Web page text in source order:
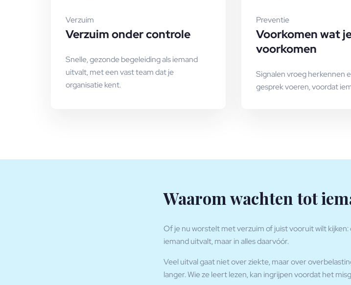
Verzuim
Verzuim onder controle
Snelle, gezonde begeleiding als iemand
uitvalt, met een vast team dat je
organisatie kent.
Preventie
Voorkomen wat
voorkomen
Signalen vroeg herkennen
gesprek voeren, voordat
Waarom wachten tot
Of je nu worstelt met verzuim of juist vooruit wilt
iemand uitvalt, maar in alles daarvóór.
Veel uitval gaat niet over ziekte, maar over
langer. Wie ze leert lezen, kan ingrijpen voordat het